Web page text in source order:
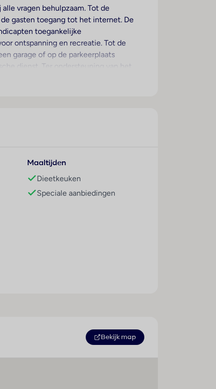
vragen behulpzaam. Tot de
gasten toegang tot het internet. De
toegankelijke
ontspanning en recreatie. Tot de
garage of op de parkeerplaats
dienst. Ter ondersteuning van het
en Wi-Fi (kosteloos)
powered by www.giata.com for
dag worden ontbijt en
verblijf speciale menu's beschikbaar.
Maaltijden
Dieetkeuken
Speciale aanbiedingen
Bekijk map